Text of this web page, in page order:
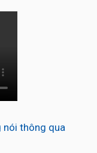
nói thông qua